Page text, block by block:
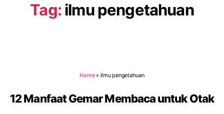
Tag:ilmu pengetahuan
Home» ilmu pengetahuan
12 Manfaat Gemar Membaca untuk Otak